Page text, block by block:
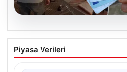
Onlarca vatandaşlık
insanı tutuklandı,
Piyasa Verileri